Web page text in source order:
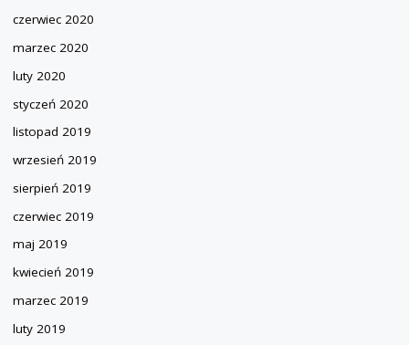
czerwiec 2020
marzec 2020
luty 2020
styczeń 2020
listopad 2019
wrzesień 2019
sierpień 2019
czerwiec 2019
maj 2019
kwiecień 2019
marzec 2019
luty 2019